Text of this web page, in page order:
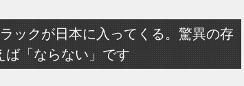
ックが日本に入ってくる。驚異の存
ば「ならない」です